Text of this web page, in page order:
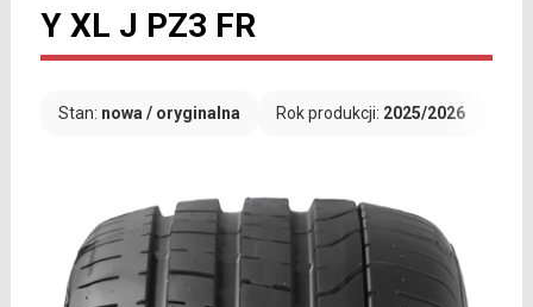
Y XL J PZ3 FR
Stan: nowa / oryginalna Rok produkcji: 2025/2026